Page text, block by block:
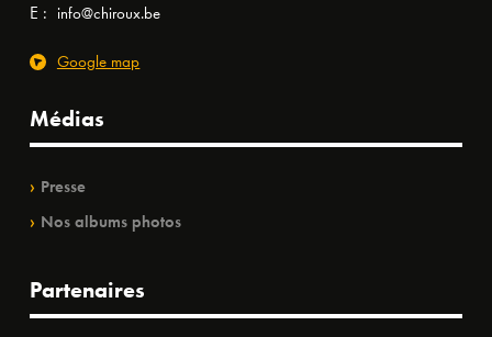
E : info@chiroux.be
Google map
Médias
Presse
Nos albums photos
Partenaires